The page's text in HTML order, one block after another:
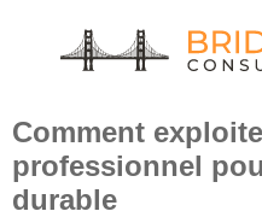
Étiquette :
professionnel
Comment
professionnel
durable